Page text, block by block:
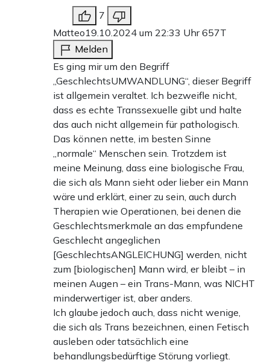
7
Matteo19.10.2024 um 22:33 Uhr657T
Melden
Es ging mir um den Begriff
„GeschlechtsUMWANDLUNG“, dieser Begriff
ist allgemein veraltet. Ich bezweifle nicht,
dass es echte Transsexuelle gibt und halte
das auch nicht allgemein für pathologisch.
Das können nette, im besten Sinne
„normale“ Menschen sein. Trotzdem ist
meine Meinung, dass eine biologische Frau,
die sich als Mann sieht oder lieber ein Mann
wäre und erklärt, einer zu sein, auch durch
Therapien wie Operationen, bei denen die
Geschlechtsmerkmale an das empfundene
Geschlecht angeglichen
[GeschlechtsANGLEICHUNG] werden, nicht
zum [biologischen] Mann wird, er bleibt – in
meinen Augen – ein Trans-Mann, was NICHT
minderwertiger ist, aber anders.
Ich glaube jedoch auch, dass nicht wenige,
die sich als Trans bezeichnen, einen Fetisch
ausleben oder tatsächlich eine
behandlungsbedürftige Störung vorliegt.